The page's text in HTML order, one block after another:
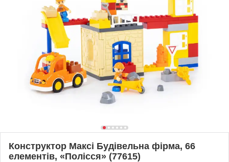
Конструктор Максі Будівельна фірма, 66
елементів, «Полісся» (77615)